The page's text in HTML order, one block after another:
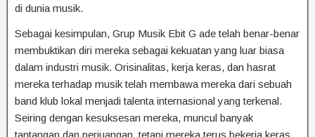
di dunia musik.
Sebagai kesimpulan, Grup Musik Ebit G ade telah benar-benar
membuktikan diri mereka sebagai kekuatan yang luar biasa
dalam industri musik. Orisinalitas, kerja keras, dan hasrat
mereka terhadap musik telah membawa mereka dari sebuah
band klub lokal menjadi talenta internasional yang terkenal.
Seiring dengan kesuksesan mereka, muncul banyak
tantangan dan perjuangan, tetapi mereka terus bekerja keras